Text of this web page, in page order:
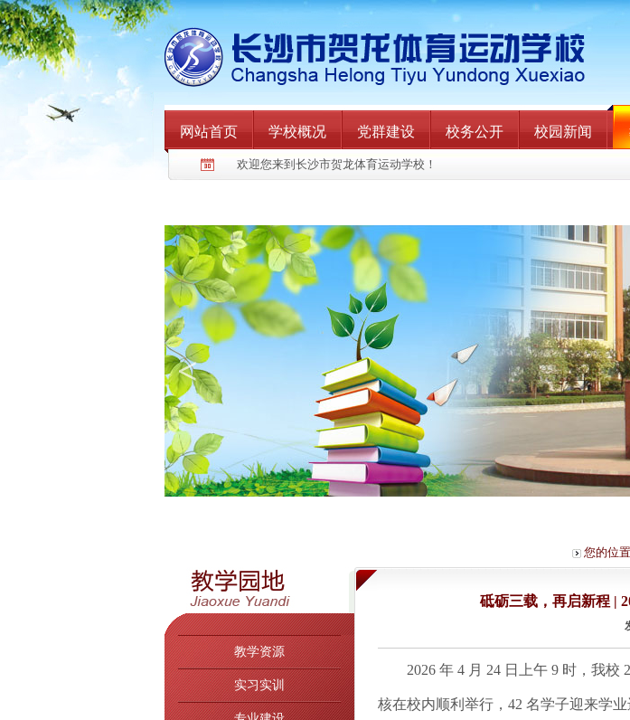
网站首页 学校概况 党群建设 校务公开 校园新闻
欢迎您来到长沙市贺龙体育运动学校！
<
您的位
教学资源
实习实训
砥砺三载，再启新程 |
2026 年 4 月 24 日上午 9 时，我
核在校内顺利举行，42 名学子迎来学业